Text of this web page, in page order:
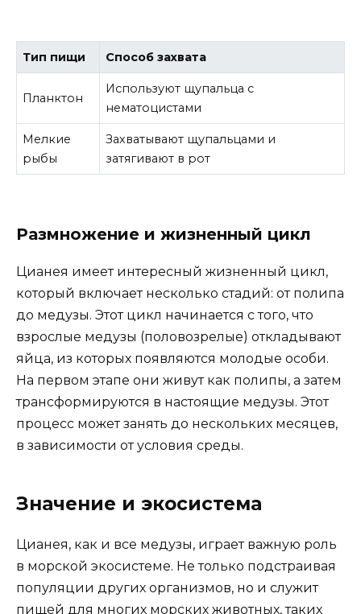
Тип пищи Способ захвата
Планктон
Используют щупальца с
нематоцистами
Мелкие
рыбы
Захватывают щупальцами и
затягивают в рот
Размножение и жизненный цикл
Цианея имеет интересный жизненный цикл,
который включает несколько стадий: от полипа
до медузы. Этот цикл начинается с того, что
взрослые медузы (половозрелые) откладывают
яйца, из которых появляются молодые особи.
На первом этапе они живут как полипы, а затем
трансформируются в настоящие медузы. Этот
процесс может занять до нескольких месяцев,
в зависимости от условия среды.
Значение и экосистема
Цианея, как и все медузы, играет важную роль
в морской экосистеме. Не только подстраивая
популяции других организмов, но и служит
пищей для многих морских животных, таких